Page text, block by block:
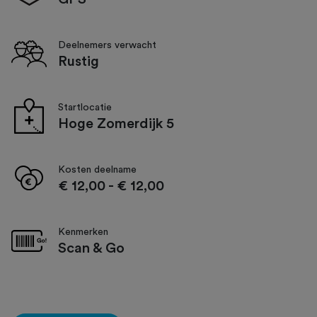
Deelnemers verwacht
Rustig
Startlocatie
Hoge Zomerdijk 5
Kosten deelname
€ 12,00 - € 12,00
Kenmerken
Scan & Go